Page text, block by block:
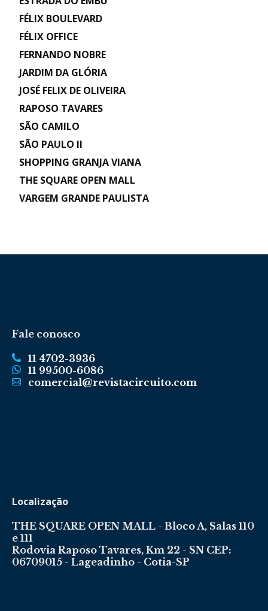
FÉLIX BOULEVARD
FÉLIX OFFICE
FERNANDO NOBRE
JARDIM DA GLÓRIA
JOSÉ FELIX DE OLIVEIRA
RAPOSO TAVARES
SÃO CAMILO
SÃO PAULO II
SHOPPING GRANJA VIANA
THE SQUARE OPEN MALL
VARGEM GRANDE PAULISTA
Fale conosco
11 4702-3936
11 99500-6086
comercial@revistacircuito.com
Localização
THE SQUARE OPEN MALL - Bloco A, Salas 110
e 111
Rodovia Raposo Tavares, Km 22 - SN CEP:
06709015 - Lageadinho - Cotia-SP